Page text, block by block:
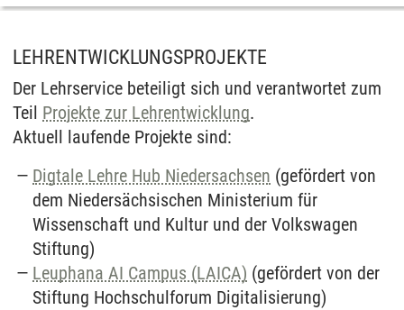
LEHRENTWICKLUNGSPROJEKTE
Der Lehrservice beteiligt sich und verantwortet zum
Teil Projekte zur Lehrentwicklung.
Aktuell laufende Projekte sind:
Digtale Lehre Hub Niedersachsen (gefördert von
dem Niedersächsischen Ministerium für
Wissenschaft und Kultur und der Volkswagen
Stiftung)
Leuphana AI Campus (LAICA) (gefördert von der
Stiftung Hochschulforum Digitalisierung)